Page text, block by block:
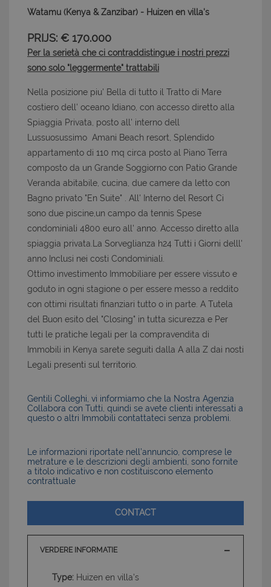
Watamu (Kenya & Zanzibar) - Huizen en villa's
PRIJS: € 170.000
Per la serietà che ci contraddistingue i nostri prezzi
sono solo "leggermente" trattabili
Nella posizione piu' Bella di tutto il Tratto di Mare
costiero dell' oceano Idiano, con accesso diretto alla
Spiaggia Privata, posto all' interno dell
Lussuosussimo Amani Beach resort, Splendido
appartamento di 110 mq circa posto al Piano Terra
composto da un Grande Soggiorno con Patio Grande
Veranda abitabile, cucina, due camere da letto con
Bagno privato "En Suite" . All' Interno del Resort Ci
sono due piscine,un campo da tennis Spese
condominiali 4800 euro all' anno. Accesso diretto alla
spiaggia privata.La Sorveglianza h24 Tutti i Giorni delll'
anno Inclusi nei costi Condominiali.
Ottimo investimento Immobiliare per essere vissuto e
goduto in ogni stagione o per essere messo a reddito
con ottimi risultati finanziari tutto o in parte. A Tutela
del Buon esito del "Closing" in tutta sicurezza e Per
tutti le pratiche legali per la compravendita di
Immobili in Kenya sarete seguiti dalla A alla Z dai nosti
Legali presenti sul territorio.
Gentili Colleghi, vi informiamo che la Nostra Agenzia
Collabora con Tutti, quindi se avete clienti interessati a
questo o altri Immobili contattateci senza problemi.
Le informazioni riportate nell’annuncio, comprese le
metrature e le descrizioni degli ambienti, sono fornite
a titolo indicativo e non costituiscono elemento
contrattuale
CONTACT
VERDERE INFORMATIE
Type: Huizen en villa's